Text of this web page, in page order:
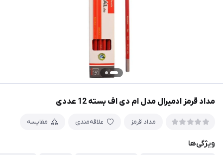
مداد قرمز ادمیرال مدل ام دی اف بسته 12 عددی
مداد قرمز علاقه‌مندی مقایسه
ویژگی‌ها